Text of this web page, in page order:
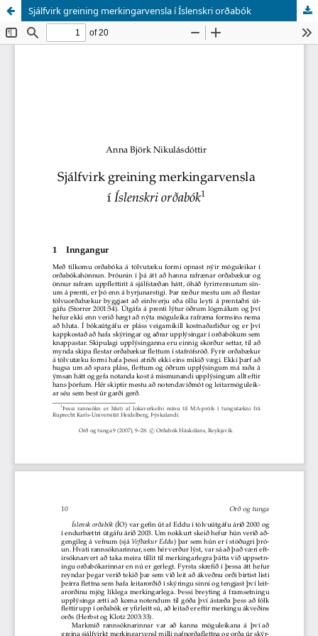
Sjálfvirk greining merkingarvensla í Íslenskri orðabók